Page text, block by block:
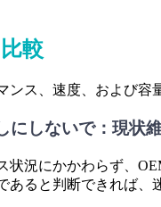
較
ンス、速度、および容
にしないで：現状
状況にかかわらず、
あると判断できれば、